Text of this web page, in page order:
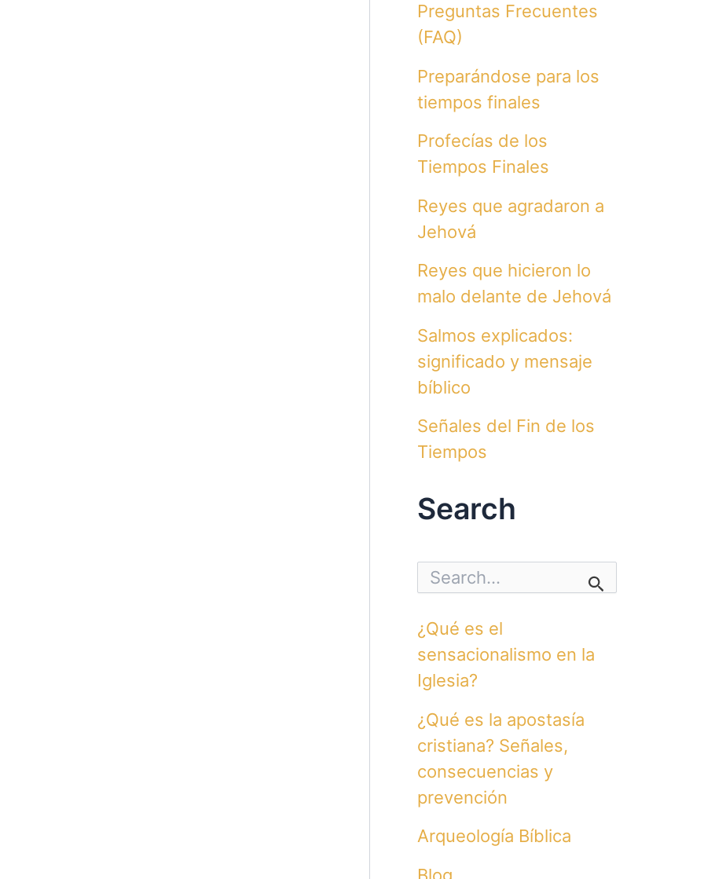
Preguntas Frecuentes
(FAQ)
Preparándose para los
tiempos finales
Profecías de los
Tiempos Finales
Reyes que agradaron a
Jehová
Reyes que hicieron lo
malo delante de Jehová
Salmos explicados:
significado y mensaje
bíblico
Señales del Fin de los
Tiempos
Search
S
c
f
o
¿Qué es el
sensacionalismo en la
Iglesia?
¿Qué es la apostasía
cristiana? Señales,
consecuencias y
prevención
Arqueología Bíblica